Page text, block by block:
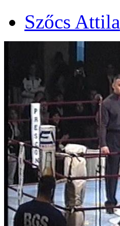
Szőcs Attila